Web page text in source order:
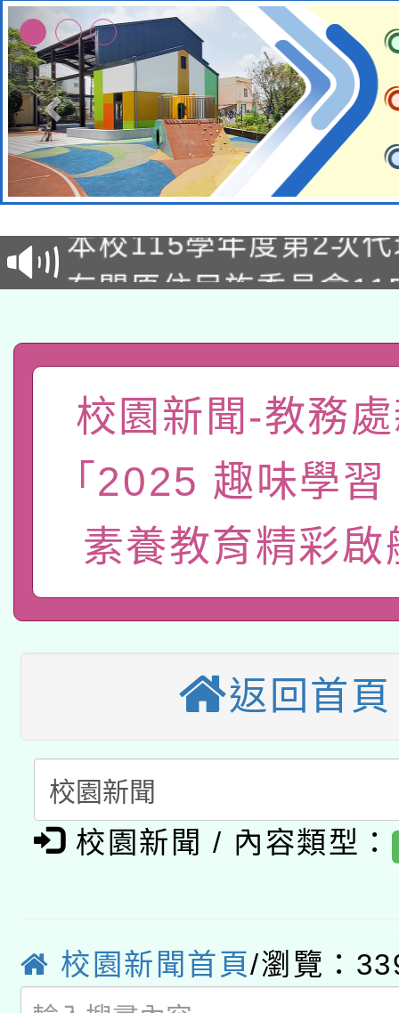
本校115學年度第1次
第3次招考甄選結果公
本校115學年度第2次
次招考甄選結果公告(
有關原住民族委員會
一案。
答一案
有關本府115年70歲以
人員健康講座「吃得安
心」，鼓勵退休同仁踴
本校115學年度第2次
招甄選結果公告(無人
適應運動共學行動站研
本館辦理115年度閱讀
暨閱讀推動專業研習
科技賦能─人工智慧
礎課程
本校115學年度第1次
第3次招考甄選結果公
本校115學年度第2次
有關原住民族委員會
公告之原住民族歲時祭
一案。
兒童少年暑期犯罪預防
答一案
有關本府115年70歲以
人員健康講座「吃得安
案。
本校115學年度第2次
招)
本館辦理115年度閱讀
暨閱讀推動專業研習
科技賦能─人工智慧
校園新聞-教務
「2025 趣味學
素養教育精彩啟
返回首頁
校園新聞 / 內容類型：
校園新聞首頁/瀏覽：